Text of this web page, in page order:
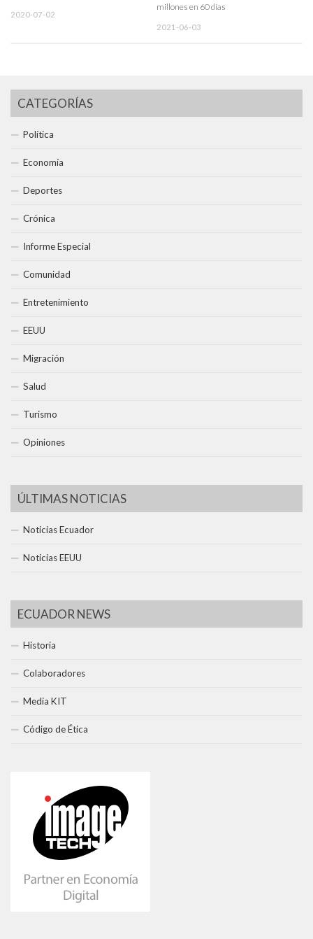
2020-07-02
millones en 60 días
2021-06-03
CATEGORÍAS
Política
Economía
Deportes
Crónica
Informe Especial
Comunidad
Entretenimiento
EEUU
Migración
Salud
Turismo
Opiniones
ÚLTIMAS NOTICIAS
Noticias Ecuador
Noticias EEUU
ECUADOR NEWS
Historia
Colaboradores
Media KIT
Código de Ética